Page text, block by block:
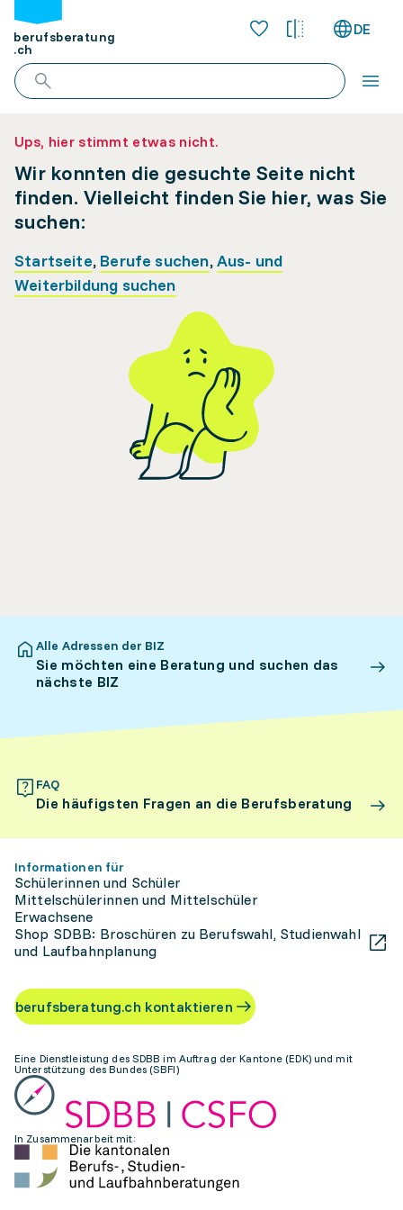
berufsberatung
.ch
DE
Ups, hier stimmt etwas nicht.
Wir konnten die gesuchte Seite nicht
finden. Vielleicht finden Sie hier, was Sie
suchen:
Startseite, Berufe suchen,Aus- und
Weiterbildung suchen
Alle Adressen der BIZ
Sie möchten eine Beratung und suchen das
nächste BIZ
FAQ
Die häufigsten Fragen an die Berufsberatung
Informationen für
Schülerinnen und Schüler
Mittelschülerinnen und Mittelschüler
Erwachsene
Shop SDBB: Broschüren zu Berufswahl, Studienwahl
und Laufbahnplanung
berufsberatung.ch kontaktieren
Eine Dienstleistung des SDBB im Auftrag der Kantone (EDK) und mit
Unterstützung des Bundes (SBFI)
In Zusammenarbeit mit: